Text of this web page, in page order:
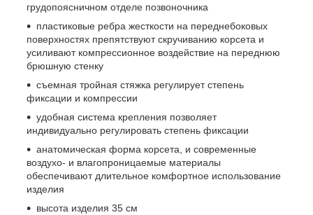
грудопоясничном отделе позвоночника
пластиковые ребра жесткости на переднебоковых
поверхностях препятствуют скручиванию корсета и
усиливают компрессионное воздействие на переднюю
брюшную стенку
съемная тройная стяжка регулирует степень
фиксации и компрессии
удобная система крепления позволяет
индивидуально регулировать степень фиксации
анатомическая форма корсета, и современные
воздухо- и влагопроницаемые материалы
обеспечивают длительное комфортное использование
изделия
высота изделия 35 см